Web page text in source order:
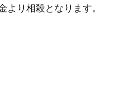
り相殺となります。